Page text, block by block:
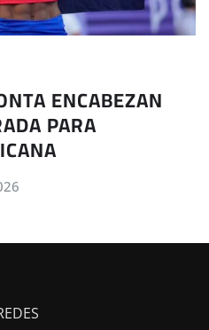
ENCABEZAN
PARA